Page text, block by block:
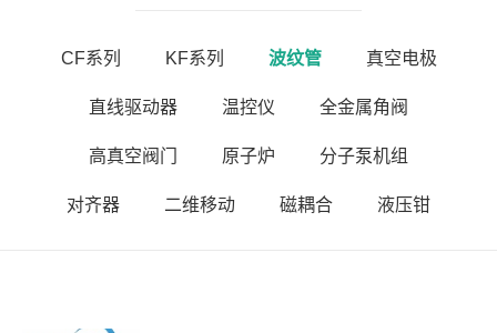
CF系列 KF系列 波纹管 真空电极
直线驱动器 温控仪 全金属角阀
高真空阀门 原子炉 分子泵机组
对齐器 二维移动 磁耦合 液压钳